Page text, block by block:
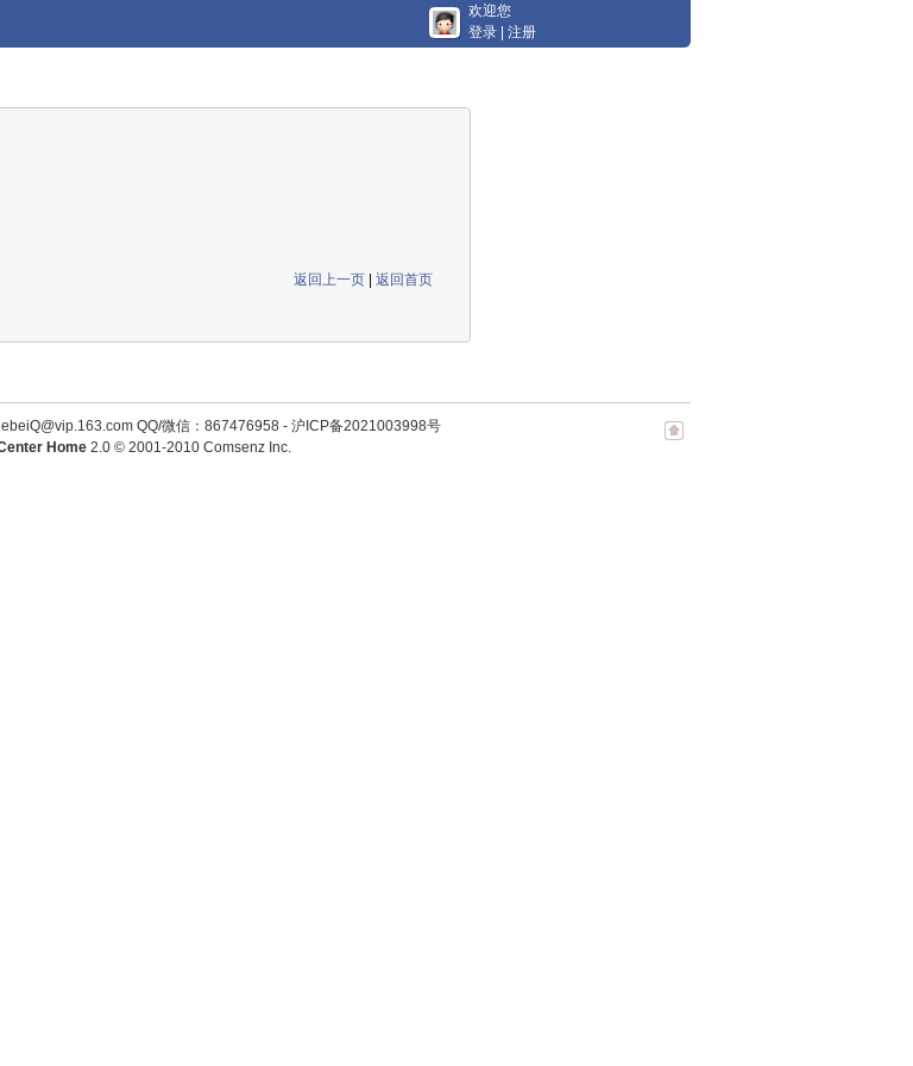
欢迎您
登录
注册
返回上一页 返回首页
QQ/微信：867476958- 沪ICP备2021003998号
Home 2.0© 2001-2010 Comsenz Inc.